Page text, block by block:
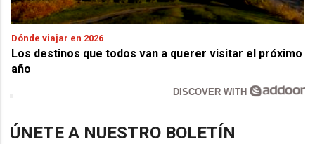
Dónde viajar en 2026
Los destinos que todos van a querer visitar el próximo
año
DISCOVER WITH
ÚNETE A NUESTRO BOLETÍN